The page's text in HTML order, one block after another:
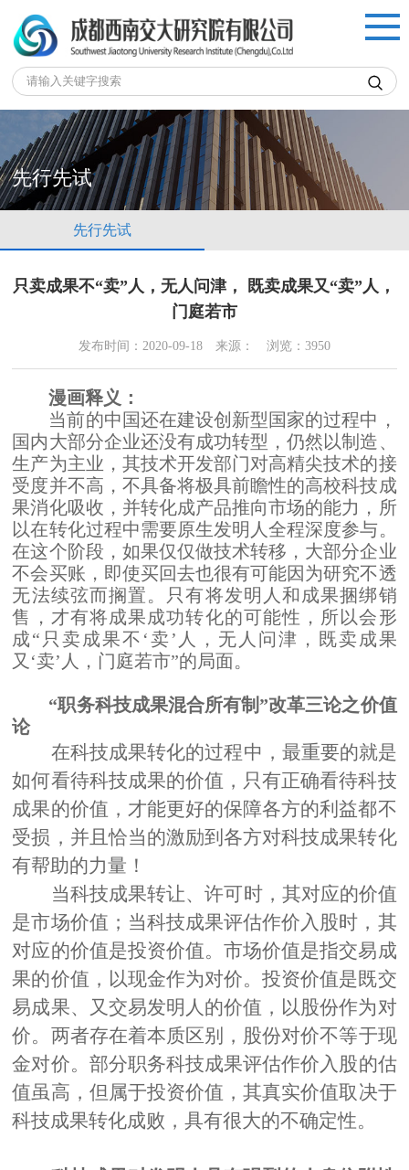

先行先试
先行先试
只卖成果不“卖”人，无人问津， 既卖成果又“卖”人，
门庭若市
发布时间：2020-09-18 来源： 浏览：3950
漫画释义：
当前的中国还在建设创新型国家的过程中，
国内大部分企业还没有成功转型，仍然以制造、
生产为主业，其技术开发部门对高精尖技术的接
受度并不高，不具备将极具前瞻性的高校科技成
果消化吸收，并转化成产品推向市场的能力，所
以在转化过程中需要原生发明人全程深度参与。
在这个阶段，如果仅仅做技术转移，大部分企业
不会买账，即使买回去也很有可能因为研究不透
无法续弦而搁置。只有将发明人和成果捆绑销
售，才有将成果成功转化的可能性，所以会形
成“只卖成果不‘卖’ 人，无人问津，既卖成果
又 ‘卖’ 人，门庭若市”的局面。
“职务科技成果混合所有制”改革三论之价值
论
在科技成果转化的过程中，最重要的就是
如何看待科技成果的价值，只有正确看待科技
成果的价值，才能更好的保障各方的利益都不
受损，并且恰当的激励到各方对科技成果转化
有帮助的力量！
当科技成果转让、许可时，其对应的价值
是市场价值；当科技成果评估作价入股时，其
对应的价值是投资价值。市场价值是指交易成
果的价值，以现金作为对价。投资价值是既交
易成果、又交易发明人的价值，以股份作为对
价。两者存在着本质区别，股份对价不等于现
金对价。 部分职务科技成果评估作价入股的估
值虽高，但属于投资价值 ，其真实价值取决于
科技成果转化成败，具有很大的不确定性。